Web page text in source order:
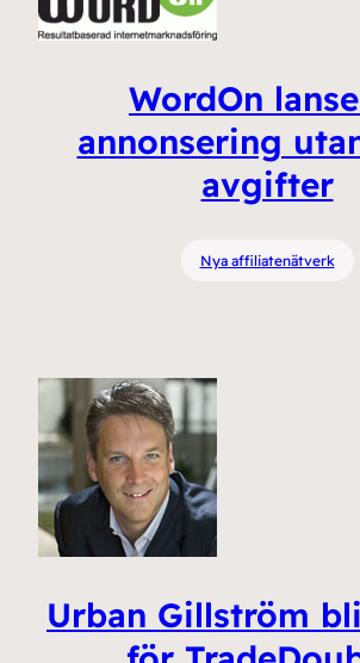
WordOn
annonsering
avgifter
Nya affiliatenätverk
Urban Gillström